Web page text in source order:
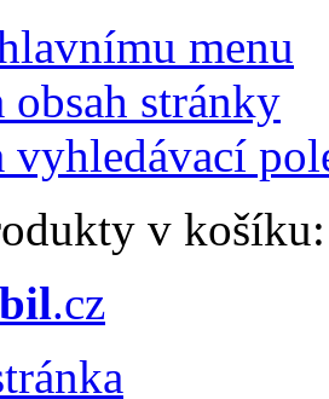
menu
obsah stránky
vyhledávací
v
.cz